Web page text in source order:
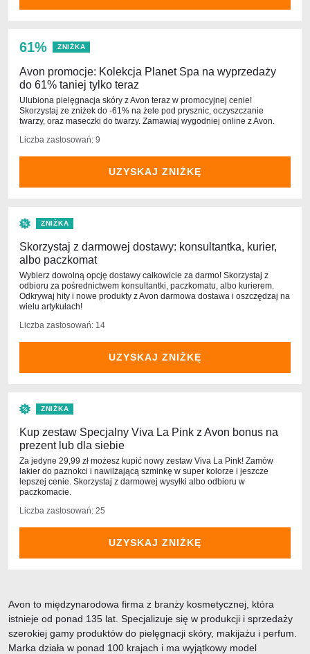
61% ZNIŻKA
Avon promocje: Kolekcja Planet Spa na wyprzedaży
do 61% taniej tylko teraz
Ulubiona pielęgnacja skóry z Avon teraz w promocyjnej cenie!
Skorzystaj ze zniżek do -61% na żele pod prysznic, oczyszczanie
twarzy, oraz maseczki do twarzy. Zamawiaj wygodniej online z Avon.
Liczba zastosowań: 9
UZYSKAJ ZNIŻKĘ
ZNIŻKA
Skorzystaj z darmowej dostawy: konsultantka, kurier,
albo paczkomat
Wybierz dowolną opcję dostawy całkowicie za darmo! Skorzystaj z
odbioru za pośrednictwem konsultantki, paczkomatu, albo kurierem.
Odkrywaj hity i nowe produkty z Avon darmowa dostawa i oszczędzaj na
wielu artykułach!
Liczba zastosowań: 14
UZYSKAJ ZNIŻKĘ
ZNIŻKA
Kup zestaw Specjalny Viva La Pink z Avon bonus na
prezent lub dla siebie
Za jedyne 29,99 zł możesz kupić nowy zestaw Viva La Pink! Zamów
lakier do paznokci i nawilżającą szminkę w super kolorze i jeszcze
lepszej cenie. Skorzystaj z darmowej wysyłki albo odbioru w
paczkomacie.
Liczba zastosowań: 25
UZYSKAJ ZNIŻKĘ
Avon to międzynarodowa firma z branży kosmetycznej, która
istnieje od ponad 135 lat. Specjalizuje się w produkcji i sprzedaży
szerokiej gamy produktów do pielęgnacji skóry, makijażu i perfum.
Marka działa w ponad 100 krajach i ma wyjątkowy model